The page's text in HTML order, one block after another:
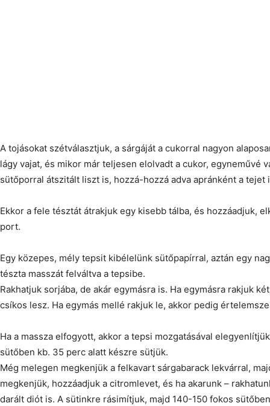
A tojásokat szétválasztjuk, a sárgáját a cukorral nagyon
lágy vajat, és mikor már teljesen elolvadt a cukor, egyneművé
sütőporral átszitált liszt is, hozzá-hozzá adva apránként a tejet
Ekkor a fele tésztát átrakjuk egy kisebb tálba, és hozzáadjuk,
port.
Egy közepes, mély tepsit kibélelünk sütőpapírral, aztán egy
tészta masszát felváltva a tepsibe.
Rakhatjuk sorjába, de akár egymásra is. Ha egymásra rakjuk
csíkos lesz. Ha egymás mellé rakjuk le, akkor pedig
Ha a massza elfogyott, akkor a tepsi mozgatásával
sütőben kb. 35 perc alatt készre sütjük.
Még melegen megkenjük a felkavart sárgabarack lekvárral,
megkenjük, hozzáadjuk a citromlevet, és ha akarunk –
darált diót is. A sütinkre rásimítjuk, majd 140-150 fokos